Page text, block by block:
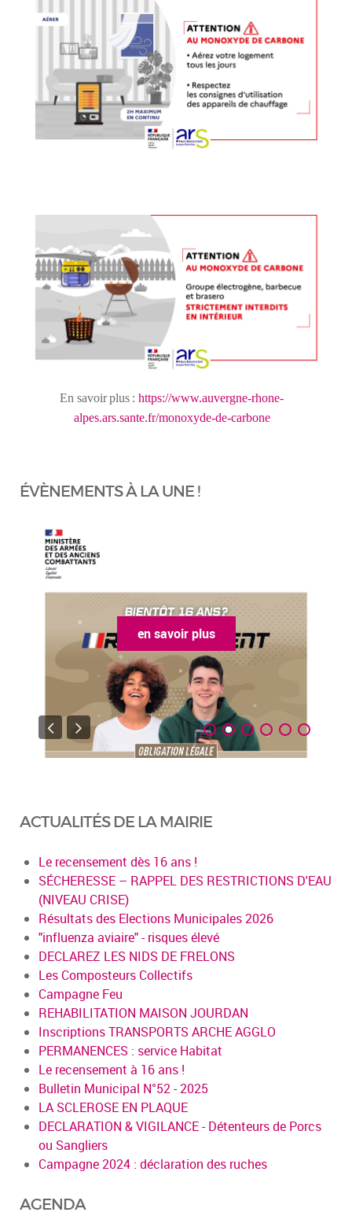
En savoir plus : https://www.auvergne-rhone-
alpes.ars.sante.fr/monoxyde-de-carbone
ÉVÈNEMENTS À LA UNE !
en savoir plus
ACTUALITÉS DE LA MAIRIE
Le recensement dès 16 ans !
SÉCHERESSE – RAPPEL DES RESTRICTIONS D'EAU
(NIVEAU CRISE)
Résultats des Elections Municipales 2026
"influenza aviaire" - risques élevé
DECLAREZ LES NIDS DE FRELONS
Les Composteurs Collectifs
Campagne Feu
REHABILITATION MAISON JOURDAN
Inscriptions TRANSPORTS ARCHE AGGLO
PERMANENCES : service Habitat
Le recensement à 16 ans !
Bulletin Municipal N°52 - 2025
LA SCLEROSE EN PLAQUE
DECLARATION & VIGILANCE - Détenteurs de Porcs
ou Sangliers
Campagne 2024 : déclaration des ruches
AGENDA